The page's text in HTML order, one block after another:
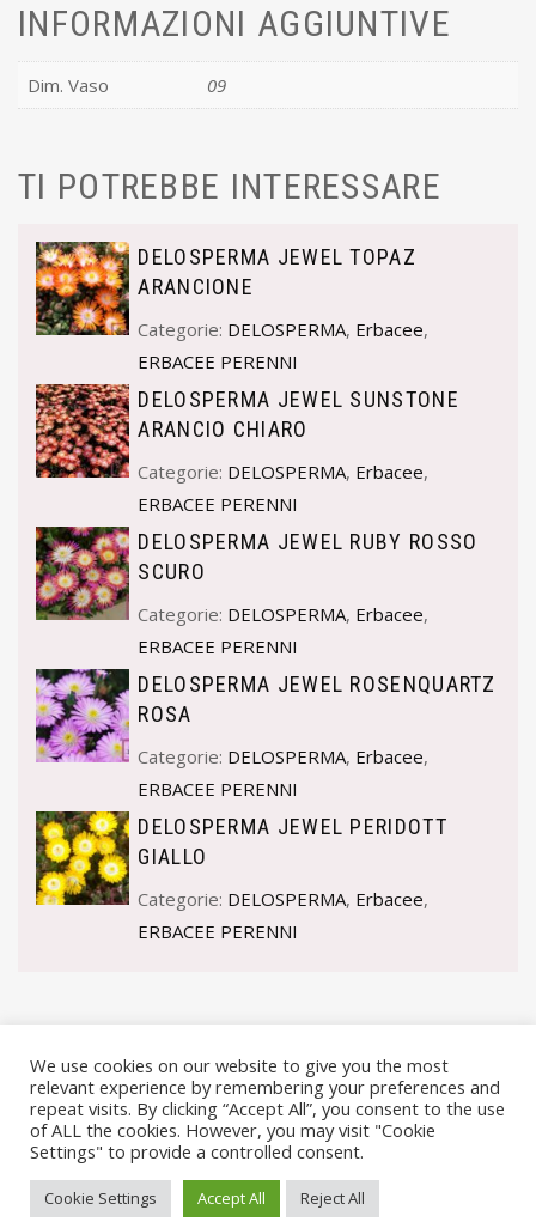
INFORMAZIONI AGGIUNTIVE
Dim. Vaso 09
TI POTREBBE INTERESSARE
DELOSPERMA JEWEL TOPAZ
ARANCIONE
Categorie: DELOSPERMA, Erbacee,
ERBACEE PERENNI
DELOSPERMA JEWEL SUNSTONE
ARANCIO CHIARO
Categorie: DELOSPERMA, Erbacee,
ERBACEE PERENNI
DELOSPERMA JEWEL RUBY ROSSO
SCURO
Categorie: DELOSPERMA, Erbacee,
ERBACEE PERENNI
DELOSPERMA JEWEL ROSENQUARTZ
ROSA
Categorie: DELOSPERMA, Erbacee,
ERBACEE PERENNI
DELOSPERMA JEWEL PERIDOTT
GIALLO
Categorie: DELOSPERMA, Erbacee,
ERBACEE PERENNI
© VIVAI MARCHE BY ANDREA GOSTOLI P.IVA 02074150414 |
PRIVACY POLICY
We use cookies on our website to give you the most
relevant experience by remembering your preferences and
repeat visits. By clicking “Accept All”, you consent to the use
of ALL the cookies. However, you may visit "Cookie
Settings" to provide a controlled consent.
Cookie Settings Accept All Reject All